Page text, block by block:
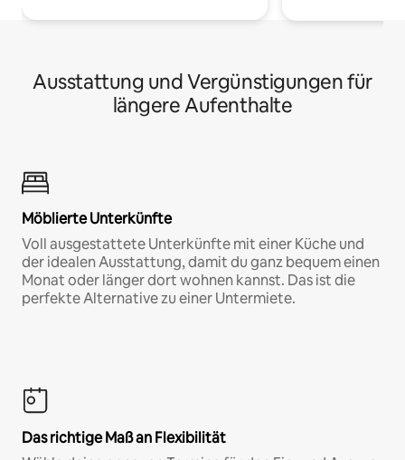
Ausstattung und Vergünstigungen für
längere Aufenthalte
Möblierte Unterkünfte
Voll ausgestattete Unterkünfte mit einer Küche und
der idealen Ausstattung, damit du ganz bequem einen
Monat oder länger dort wohnen kannst. Das ist die
perfekte Alternative zu einer Untermiete.
Das richtige Maß an Flexibilität